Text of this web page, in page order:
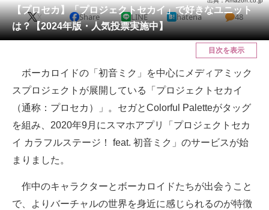
会員記事
メディア
ITの今と未来を見通す
スマホと通信の最新トレンド
好きが集まる 比べて選べる
ビジネスと働き方のヒント
【プロセカ】「プロジェクトセカイ」で好きなユニット
は？【2024年版・人気投票実施中】
X Share LINE hatena 48
目次を表示
ボーカロイドの「初音ミク」を中心にメディアミック
スプロジェクトが展開している「プロジェクトセカイ
（通称：プロセカ）」。セガとColorful Paletteがタッグ
を組み、2020年9月にスマホアプリ「プロジェクトセカ
イ カラフルステージ！ feat. 初音ミク」のサービスが始
まりました。
作中のキャラクターとボーカロイドたちが出会うこと
で、よりバーチャルの世界を身近に感じられるのが特徴